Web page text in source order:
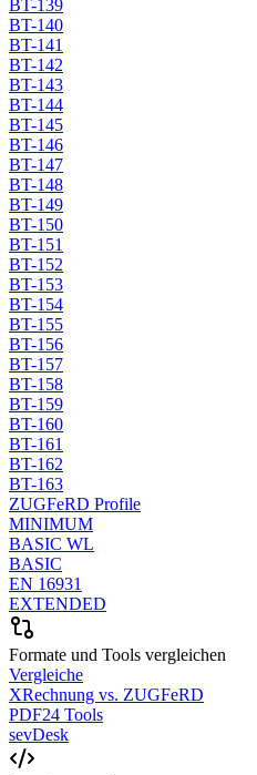
BT-139
BT-140
BT-141
BT-142
BT-143
BT-144
BT-145
BT-146
BT-147
BT-148
BT-149
BT-150
BT-151
BT-152
BT-153
BT-154
BT-155
BT-156
BT-157
BT-158
BT-159
BT-160
BT-161
BT-162
BT-163
ZUGFeRD Profile
MINIMUM
BASIC WL
BASIC
EN 16931
EXTENDED
Formate und Tools vergleichen
Vergleiche
XRechnung vs. ZUGFeRD
PDF24 Tools
sevDesk